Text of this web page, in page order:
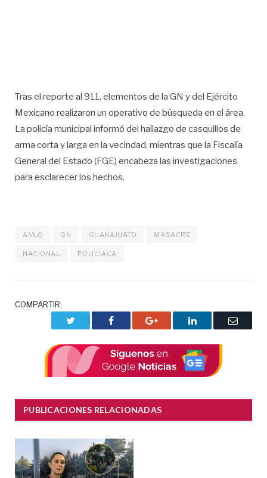
Tras el reporte al 911, elementos de la GN y del Ejército
Mexicano realizaron un operativo de búsqueda en el área.
La policía municipal informó del hallazgo de casquillos de
arma corta y larga en la vecindad, mientras que la Fiscalía
General del Estado (FGE) encabeza las investigaciones
para esclarecer los hechos.
AMLO GN GUANAJUATO MASACRE
NACIONAL POLICIACA
COMPARTIR.
Facebook Google+ LinkedIn
Correo
PUBLICACIONES RELACIONADAS